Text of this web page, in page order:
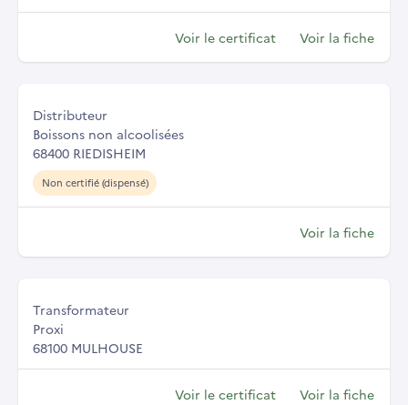
Voir le certificat Voir la fiche
Distributeur
Boissons non alcoolisées
68400 RIEDISHEIM
Non certifié (dispensé)
Voir la fiche
Transformateur
Proxi
68100 MULHOUSE
Voir le certificat Voir la fiche